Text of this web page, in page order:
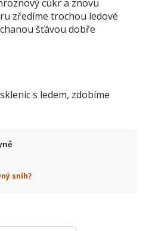
cukr a znovu
zředíme trochou ledové
šťávou dobře
s ledem, zdobíme
sníh?